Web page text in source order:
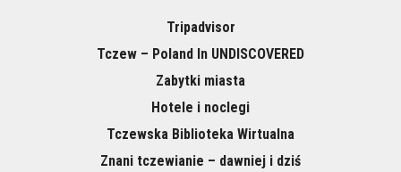
Tripadvisor
Tczew – Poland In UNDISCOVERED
Zabytki miasta
Hotele i noclegi
Tczewska Biblioteka Wirtualna
Znani tczewianie – dawniej i dziś